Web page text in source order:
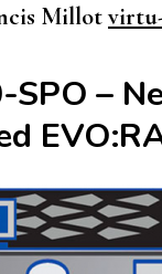
Millot
SPO –